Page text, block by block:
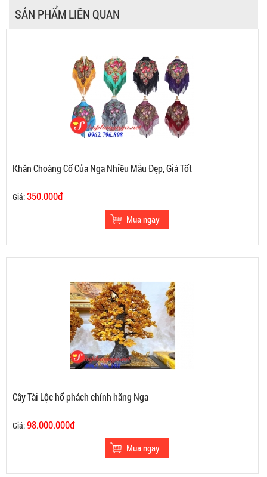
SẢN PHẨM LIÊN QUAN
Khăn Choàng Cổ Của Nga Nhiều Mẫu Đẹp, Giá Tốt
Giá:350.000đ
Cây Tài Lộc hổ phách chính hãng Nga
Giá:98.000.000đ